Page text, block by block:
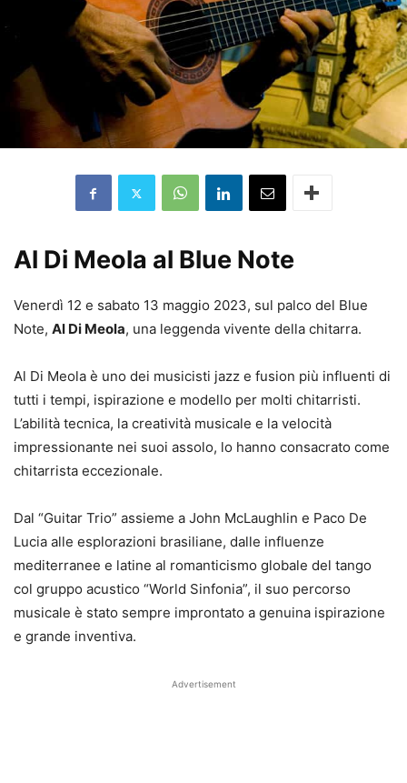
Al Di Meola al Blue Note
Venerdì 12 e sabato 13 maggio 2023, sul palco del Blue
Note, Al Di Meola, una leggenda vivente della chitarra.
Al Di Meola è uno dei musicisti jazz e fusion più influenti di
tutti i tempi, ispirazione e modello per molti chitarristi.
L’abilità tecnica, la creatività musicale e la velocità
impressionante nei suoi assolo, lo hanno consacrato come
chitarrista eccezionale.
Dal “Guitar Trio” assieme a John McLaughlin e Paco De
Lucia alle esplorazioni brasiliane, dalle influenze
mediterranee e latine al romanticismo globale del tango
col gruppo acustico “World Sinfonia”, il suo percorso
musicale è stato sempre improntato a genuina ispirazione
e grande inventiva.
Advertisement